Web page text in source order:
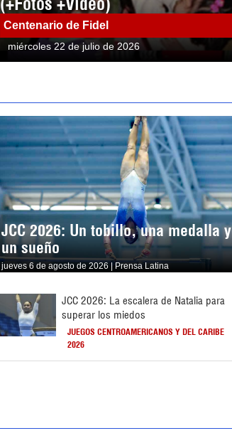
Centenario de Fidel
miércoles 22 de julio de 2026
JCC 2026: Un tobillo, una medalla y
un sueño
jueves 6 de agosto de 2026 | Prensa Latina
JCC 2026: La escalera de Natalia para
superar los miedos
JUEGOS CENTROAMERICANOS Y DEL CARIBE
2026